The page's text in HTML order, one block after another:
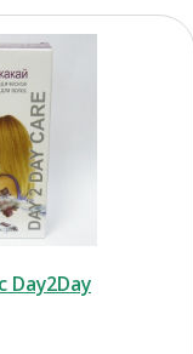
Day2Day